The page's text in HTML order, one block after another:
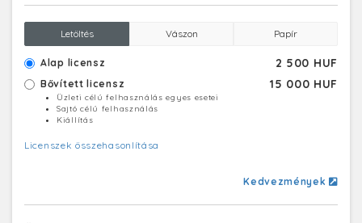
Letöltés Vászon Papír
Alap licensz 2 500 HUF
Bővített licensz 15 000 HUF
Üzleti célú felhasználás egyes esetei
Sajtó célú felhasználás
Kiállítás
Licenszek összehasonlítása
Kedvezmények